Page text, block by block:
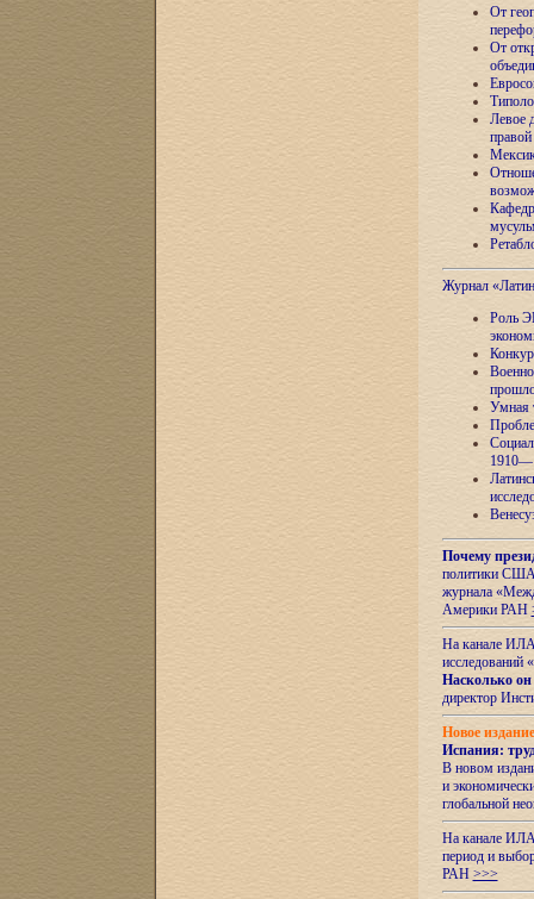
От
От
Левое
Журнал
Роль
Умная
Почему
политики США
журнала
Америки РАН
На канале ИЛА
исследований «
Насколько он
директор
Новое
Испания:
В новом
и
глобальной
На канале
период и
РАН >>>